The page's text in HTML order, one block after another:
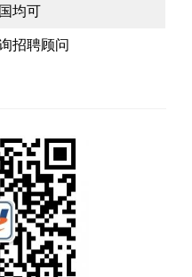
均可
招聘顾问